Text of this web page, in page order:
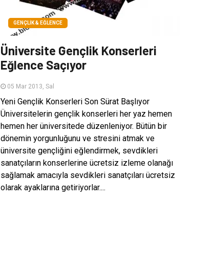
GENÇLIK & EĞLENCE
Üniversite Gençlik Konserleri
Eğlence Saçıyor
05 Mar 2013, Sal
Yeni Gençlik Konserleri Son Sürat Başlıyor
Üniversitelerin gençlik konserleri her yaz hemen
hemen her üniversitede düzenleniyor. Bütün bir
dönemin yorgunluğunu ve stresini atmak ve
üniversite gençliğini eğlendirmek, sevdikleri
sanatçıların konserlerine ücretsiz izleme olanağı
sağlamak amacıyla sevdikleri sanatçıları ücretsiz
olarak ayaklarına getiriyorlar....